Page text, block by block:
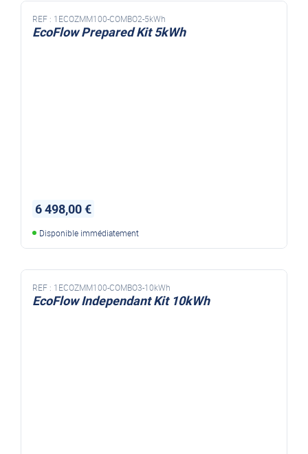
REF : 1ECOZMM100-COMBO2-5kWh
EcoFlow Prepared Kit 5kWh
6 498,00 €
Disponible immédiatement
REF : 1ECOZMM100-COMBO3-10kWh
EcoFlow Independant Kit 10kWh